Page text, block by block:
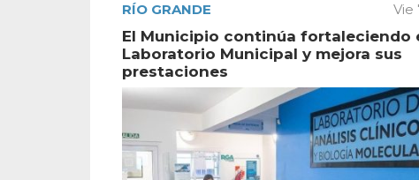
RÍO GRANDE Vie
El Municipio continúa fortaleciendo
Laboratorio Municipal y mejora sus
prestaciones